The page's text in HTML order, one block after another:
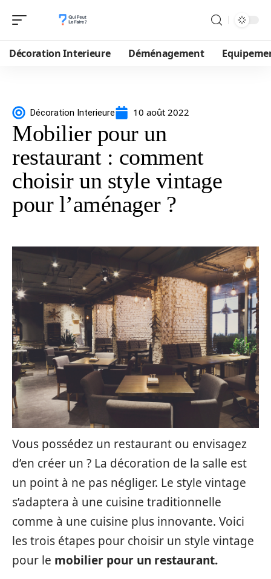
Décoration Interieure Déménagement
Décoration Interieure 10 août 2022
Mobilier pour un
restaurant : comment
choisir un style vintage
pour l’aménager ?
Vous possédez un restaurant ou envisagez
d’en créer un ? La décoration de la salle est
un point à ne pas négliger. Le style vintage
s’adaptera à une cuisine traditionnelle
comme à une cuisine plus innovante. Voici
les trois étapes pour choisir un style vintage
pour le mobilier pour un restaurant.